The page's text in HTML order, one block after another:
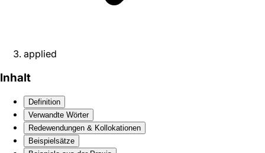
applied
Inhalt
Definition
Verwandte Wörter
Redewendungen & Kollokationen
Beispielsätze